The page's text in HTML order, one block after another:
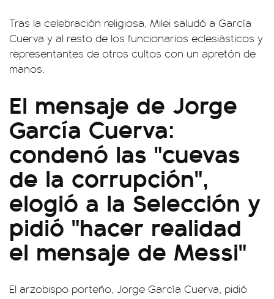
Tras la celebración religiosa, Milei saludó a García
Cuerva y al resto de los funcionarios eclesiásticos y
representantes de otros cultos con un apretón de
manos.
El mensaje de Jorge
García Cuerva:
condenó las "cuevas
de la corrupción",
elogió a la Selección y
pidió "hacer realidad
el mensaje de Messi"
El arzobispo porteño, Jorge García Cuerva, pidió